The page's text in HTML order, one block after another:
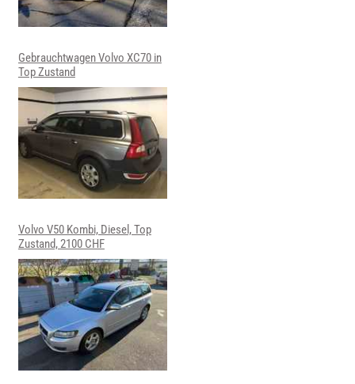
Gebrauchtwagen Volvo XC70 in
Top Zustand
Volvo V50 Kombi, Diesel, Top
Zustand, 2100 CHF